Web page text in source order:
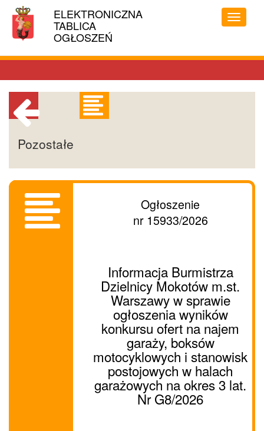
Linki
ułatwień
dostępu
menu
MIASTO
STOŁECZNE
WARSZAWA
ELEKTRONICZNA
TABLICA
OGŁOSZEŃ
do
strony
Pozostałe
Ogłoszenie
nr 15933/2026
Informacja Burmistrza
Dzielnicy Mokotów m.st.
Warszawy w sprawie
ogłoszenia wyników
konkursu ofert na najem
garaży, boksów
motocyklowych i stanowisk
postojowych w halach
garażowych na okres 3 lat.
Nr G8/2026